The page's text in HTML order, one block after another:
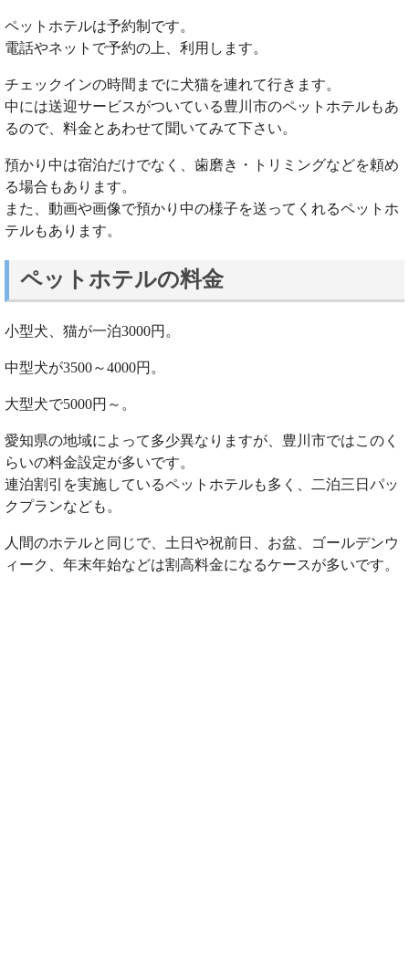
ペットホテルは予約制です。
電話やネットで予約の上、利用します。
チェックインの時間までに犬猫を連れて行きます。
中には送迎サービスがついている豊川市のペットホテルもあ
るので、料金とあわせて聞いてみて下さい。
預かり中は宿泊だけでなく、歯磨き・トリミングなどを頼め
る場合もあります。
また、動画や画像で預かり中の様子を送ってくれるペットホ
テルもあります。
ペットホテルの料金
小型犬、猫が一泊3000円。
中型犬が3500～4000円。
大型犬で5000円～。
愛知県の地域によって多少異なりますが、豊川市ではこのく
らいの料金設定が多いです。
連泊割引を実施しているペットホテルも多く、二泊三日パッ
クプランなども。
人間のホテルと同じで、土日や祝前日、お盆、ゴールデンウ
ィーク、年末年始などは割高料金になるケースが多いです。